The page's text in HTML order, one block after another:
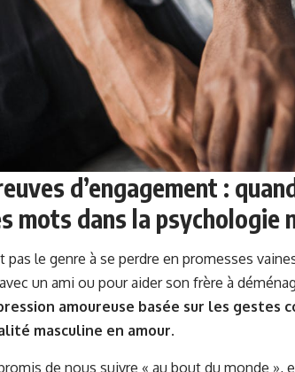
d’engagement :
mots dans la psychologie
pas le genre à se perdre en promesses
un ami ou pour aider son frère à
amoureuse basée sur les gestes
masculine en amour.
de nous suivre « au bout du monde »,